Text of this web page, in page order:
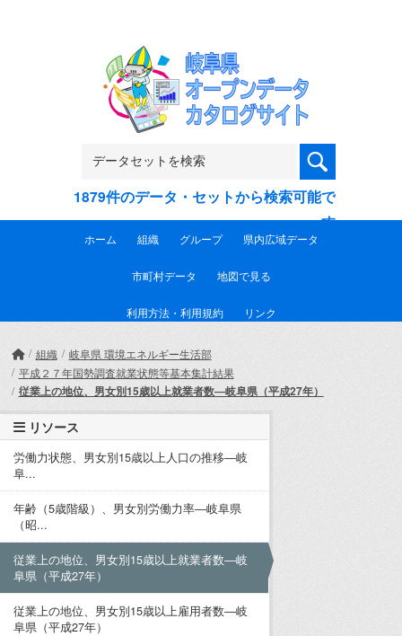
1879件のデータ・セットから検索可能で
す
ホーム 組織 グループ 県内広域データ
市町村データ 地図で見る
利用方法・利用規約 リンク
組織
岐阜県 環境エネルギー生活部
平成２７年国勢調査就業状態等基本集計結果
従業上の地位、男女別15歳以上就業者数―岐阜県（平成27年）
リソース
労働力状態、男女別15歳以上人口の推移―岐
阜...
年齢（5歳階級）、男女別労働力率―岐阜県
（昭...
従業上の地位、男女別15歳以上就業者数―岐
阜県（平成27年）
従業上の地位、男女別15歳以上雇用者数―岐
阜県（平成27年）